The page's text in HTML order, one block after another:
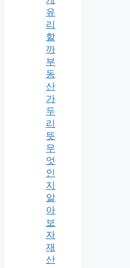
유
리
할
까
부
동
산
가
두
리
뜻
무
엇
인
지
알
아
보
자
재
산